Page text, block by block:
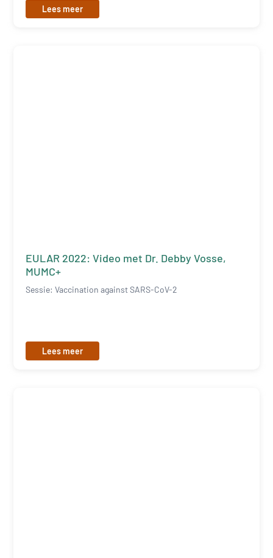
Lees meer
EULAR 2022: Video met Dr. Debby Vosse,
MUMC+
Sessie: Vaccination against SARS-CoV-2
Lees meer